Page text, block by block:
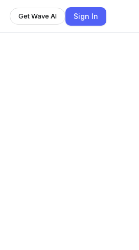
Get Wave AI Sign In